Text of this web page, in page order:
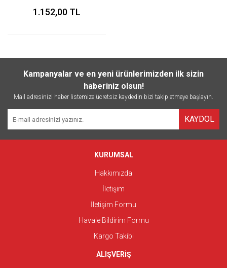
1.152,00 TL
Kampanyalar ve en yeni ürünlerimizden ilk sizin
haberiniz olsun!
Mail adresinizi haber listemize ücretsiz kaydedin bizi takip etmeye başlayın.
KAYDOL
KURUMSAL
Hakkımızda
İletişim
İletişim Formu
Havale Bildirim Formu
Kargo Takibi
ALIŞVERİŞ